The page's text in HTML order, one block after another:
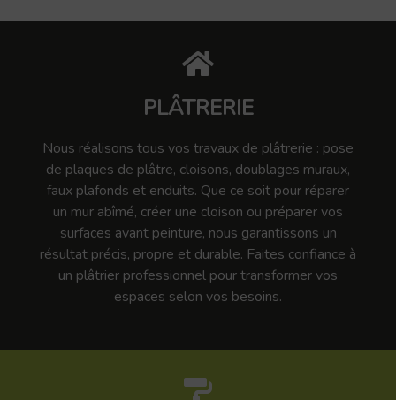
PLÂTRERIE
Nous réalisons tous vos travaux de plâtrerie : pose
de plaques de plâtre, cloisons, doublages muraux,
faux plafonds et enduits. Que ce soit pour réparer
un mur abîmé, créer une cloison ou préparer vos
surfaces avant peinture, nous garantissons un
résultat précis, propre et durable. Faites confiance à
un plâtrier professionnel pour transformer vos
espaces selon vos besoins.